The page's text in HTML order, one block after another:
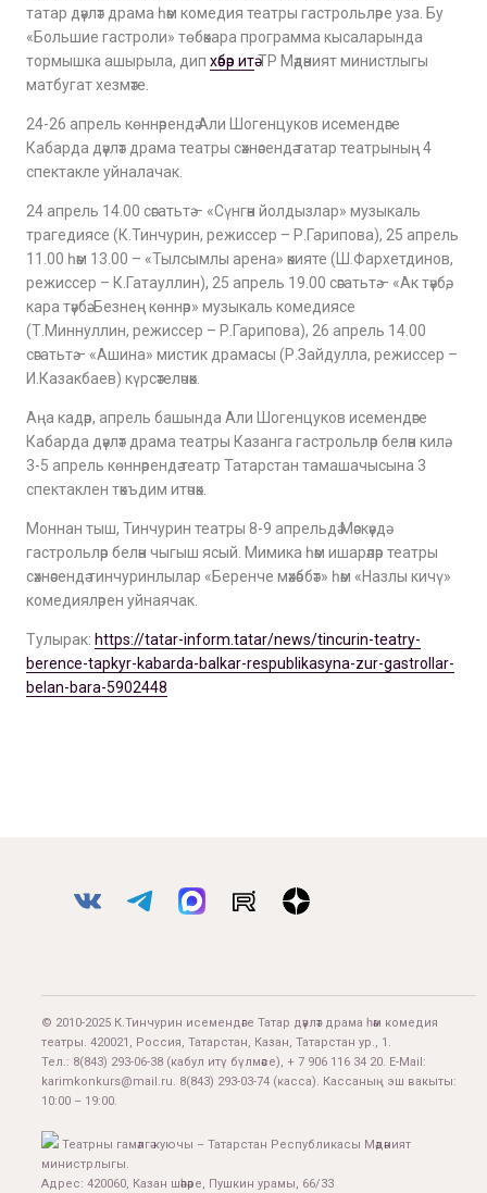
татар дәүләт драма һәм комедия театры гастрольләре уза. Бу
«Большие гастроли» төбәкара программа кысаларында
тормышка ашырыла, дип хәбәр итәТР Мәдәният министлыгы
матбугат хезмәте.
24-26 апрель көннәрендә Али Шогенцуков исемендәге
Кабарда дәүләт драма театры сәхнәсендә татар театрының 4
спектакле уйналачак.
24 апрель 14.00 сәгатьтә – «Сүнгән йолдызлар» музыкаль
трагедиясе (К.Тинчурин, режиссер – Р.Гарипова), 25 апрель
11.00 һәм 13.00 – «Тылсымлы арена» әкияте (Ш.Фархетдинов,
режиссер – К.Гатауллин), 25 апрель 19.00 сәгатьтә – «Ак тәүбә,
кара тәүбә. Безнең көннәр» музыкаль комедиясе
(Т.Миннуллин, режиссер – Р.Гарипова), 26 апрель 14.00
сәгатьтә – «Ашина» мистик драмасы (Р.Зайдулла, режиссер –
И.Казакбаев) күрсәтеләчәк.
Аңа кадәр, апрель башында Али Шогенцуков исемендәге
Кабарда дәүләт драма театры Казанга гастрольләр белән килә.
3-5 апрель көннәрендә театр Татарстан тамашачысына 3
спектаклен тәкъдим итәчәк.
Моннан тыш, Тинчурин театры 8-9 апрельдә Мәскәүдә
гастрольләр белән чыгыш ясый. Мимика һәм ишарәләр театры
сәхнәсендә тинчуринлылар «Беренче мәхәббәт» һәм «Назлы кичү»
комедияләрен уйнаячак.
Тулырак: https://tatar-inform.tatar/news/tincurin-teatry-
berence-tapkyr-kabarda-balkar-respublikasyna-zur-gastrollar-
belan-bara-5902448
© 2010-2025 К.Тинчурин исемендәге Татар дәүләт драма һәм комедия
театры. 420021, Россия, Татарстан, Казан, Татарстан ур., 1.
Тел.: 8(843) 293-06-38 (кабул итү бүлмәсе), + 7 906 116 34 20. E-Mail:
karimkonkurs@mail.ru. 8(843) 293-03-74 (касса). Кассаның эш вакыты:
10:00 – 19:00.
Театрны гамәлгә куючы – Татарстан Республикасы Мәдәният
министрлыгы.
Адрес: 420060, Казан шәһәре, Пушкин урамы, 66/33